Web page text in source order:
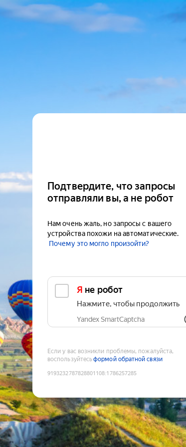
Подтвердите, что запросы
отправляли вы, а не робот
Нам очень жаль, но запросы с вашего
устройства похожи на автоматические.
Почему это могло произойти?
Я не робот
Нажмите, чтобы продолжить
Yandex SmartCaptcha
Если у вас возникли проблемы, пожалуйста,
воспользуйтесьформой обратной связи
9193232787828801108:1786257285